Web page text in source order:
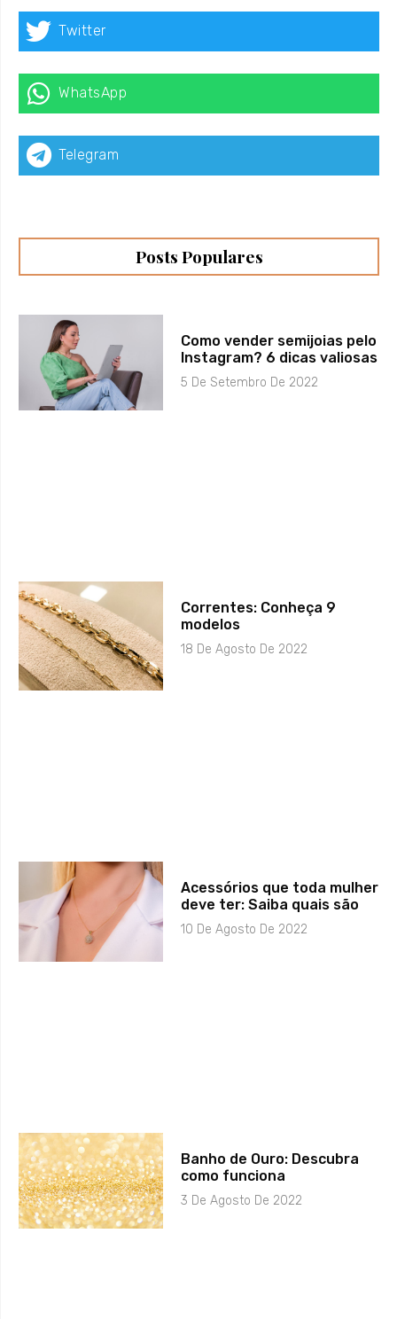
Twitter
WhatsApp
Telegram
Posts Populares
Como vender semijoias pelo
Instagram? 6 dicas valiosas
5 De Setembro De 2022
Correntes: Conheça 9
modelos
18 De Agosto De 2022
Acessórios que toda mulher
deve ter: Saiba quais são
10 De Agosto De 2022
Banho de Ouro: Descubra
como funciona
3 De Agosto De 2022